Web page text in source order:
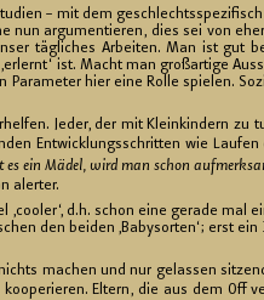
– mit dem
nun ar­gu­men­tie­ren, dies sei von
täg­li­ches Ar­bei­ten. Man ist gut
ist. Macht man groß­ar­ti­ge
hier eine Rolle spie­len.
Jeder, der mit Klein­kin­dern zu
Ent­wick­lungs­schrit­ten wie
ein Mädel, wird man schon
aler­ter.
d.h. schon eine ge­ra­de mal
den bei­den ‚Ba­by­sor­ten‘; erst
ma­chen und nur ge­las­sen
El­tern, die aus dem Off